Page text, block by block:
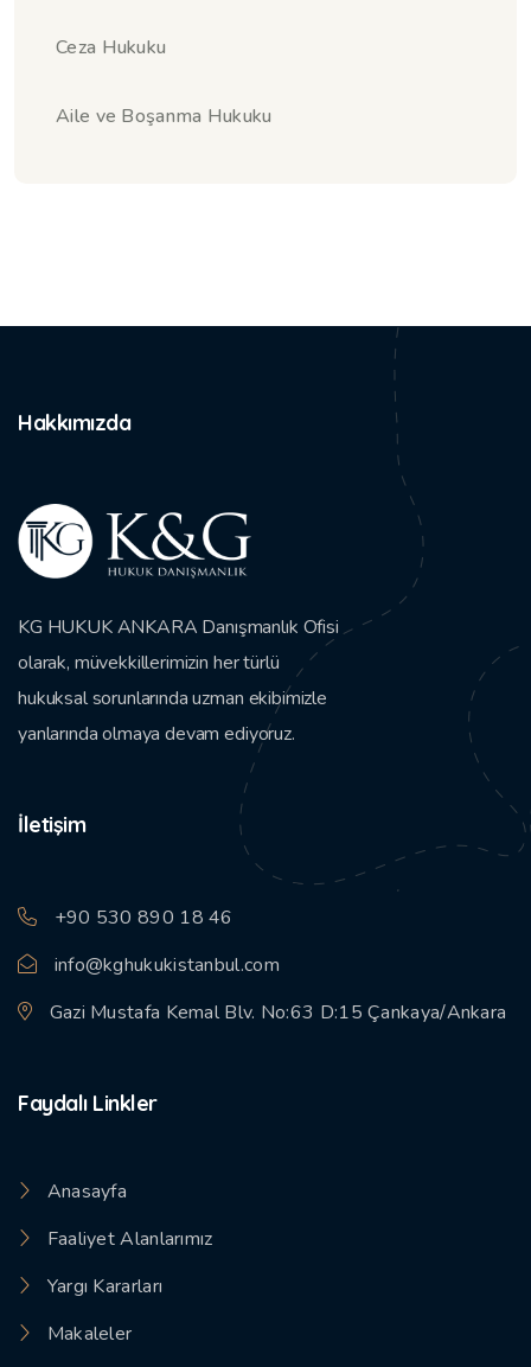
Ceza Hukuku
Aile ve Boşanma Hukuku
Hakkımızda
KG HUKUK ANKARA Danışmanlık Ofisi
olarak, müvekkillerimizin her türlü
hukuksal sorunlarında uzman ekibimizle
yanlarında olmaya devam ediyoruz.
İletişim
+90 530 890 18 46
info@kghukukistanbul.com
Gazi Mustafa Kemal Blv. No:63 D:15 Çankaya/Ankara
Faydalı Linkler
Anasayfa
Faaliyet Alanlarımız
Yargı Kararları
Makaleler